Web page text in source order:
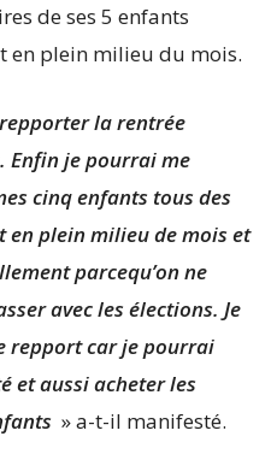
de ses 5 enfants
en plein milieu du mois.
la rentrée
Enfin je pourrai me
cinq enfants tous des
en plein milieu de mois et
parcequ’on ne
avec les élections. Je
repport car je pourrai
et aussi acheter les
» a-t-il manifesté.